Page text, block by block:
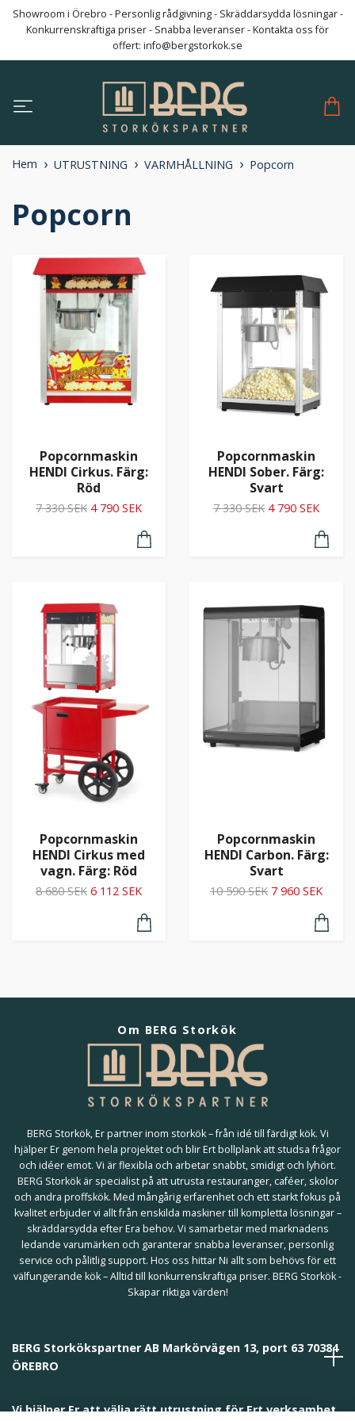
Showroom i Örebro - Personlig rådgivning - Skräddarsydda lösningar -
Konkurrenskraftiga priser - Snabba leveranser - Kontakta oss för
offert: info@bergstorkok.se
Hem UTRUSTNING VARMHÅLLNING Popcorn
Popcorn
Popcornmaskin
HENDI Cirkus. Färg:
Röd
7 330 SEK 4 790 SEK
Popcornmaskin
HENDI Sober. Färg:
Svart
7 330 SEK 4 790 SEK
Popcornmaskin
HENDI Cirkus med
vagn. Färg: Röd
8 680 SEK 6 112 SEK
Popcornmaskin
HENDI Carbon. Färg:
Svart
10 590 SEK 7 960 SEK
Om BERG Storkök
BERG Storkök, Er partner inom storkök – från idé till färdigt kök. Vi
hjälper Er genom hela projektet och blir Ert bollplank att studsa frågor
och idéer emot. Vi är flexibla och arbetar snabbt, smidigt och lyhört.
BERG Storkök är specialist på att utrusta restauranger, caféer, skolor
och andra proffskök. Med mångårig erfarenhet och ett starkt fokus på
kvalitet erbjuder vi allt från enskilda maskiner till kompletta lösningar –
skräddarsydda efter Era behov. Vi samarbetar med marknadens
ledande varumärken och garanterar snabba leveranser, personlig
service och pålitlig support. Hos oss hittar Ni allt som behövs för ett
välfungerande kök – Alltid till konkurrenskraftiga priser. BERG Storkök -
Skapar riktiga värden!
BERG Storkökspartner AB Markörvägen 13, port 63 70384
ÖREBRO
Vi hjälper Er att välja rätt utrustning för Ert verksamhet